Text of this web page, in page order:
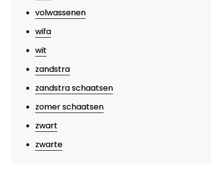
volwassenen
wifa
wit
zandstra
zandstra schaatsen
zomer schaatsen
zwart
zwarte